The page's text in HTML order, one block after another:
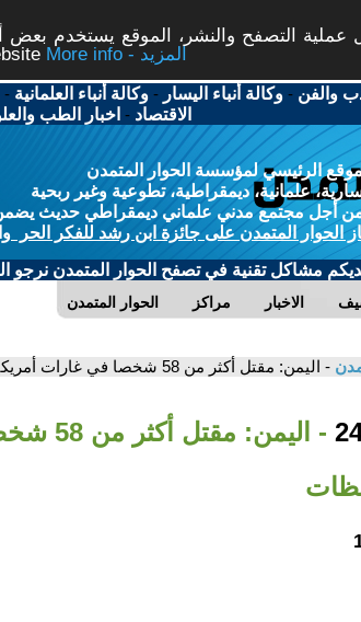
التصفح والنشر، الموقع يستخدم بعض
More info - المزيد
والفن -وكالة أنباء اليسار -وكالة أنباء العلمانية -
الاقتصاد - اخبار الطب
الرئيسي لمؤسسة الحوار المتمدن
علمانية، ديمقراطية، تطوعية وغير ربحية
أجل مجتمع مدني علماني ديمقراطي حديث يضمن
الحوار المتمدن على جائزة ابن رشد للفكر الحر
لديكم مشاكل تقنية في تصفح الحوار المتمدن نرجو
الحوار المتمدن مراكز الاخبار
- اليمن: مقتل أكثر من 58 شخصا في غارات أمريكية على عدة محافظات
-